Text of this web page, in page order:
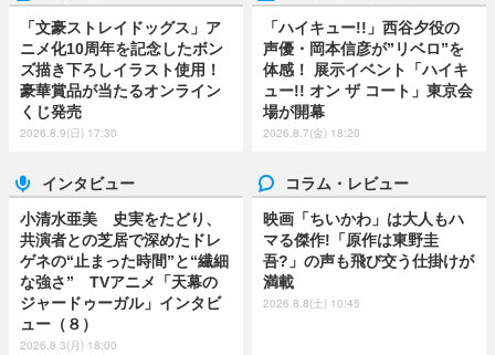
「文豪ストレイドッグス」ア
ニメ化10周年を記念したボン
ズ描き下ろしイラスト使用！
豪華賞品が当たるオンライン
くじ発売
2026.8.9(日) 17:30
「ハイキュー!!」西谷夕役の
声優・岡本信彦が”リベロ”を
体感！ 展示イベント「ハイキ
ュー!! オン ザ コート」東京会
場が開幕
2026.8.7(金) 18:20
インタビュー
小清水亜美 史実をたどり、
共演者との芝居で深めたドレ
ゲネの“止まった時間”と“繊細
な強さ” TVアニメ「天幕の
ジャードゥーガル」インタビ
ュー（８）
2026.8.3(月) 18:00
コラム・レビュー
映画「ちいかわ」は大人もハ
マる傑作!「原作は東野圭
吾?」の声も飛び交う仕掛けが
満載
2026.8.8(土) 10:45